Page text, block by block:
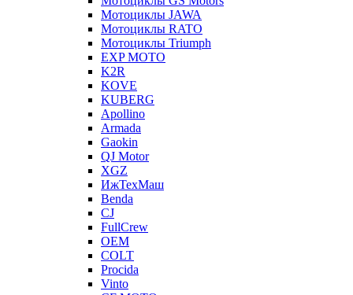
Мотоциклы JAWA
Мотоциклы RATO
Мотоциклы Triumph
EXP MOTO
K2R
KOVE
KUBERG
Apollino
Armada
Gaokin
QJ Motor
XGZ
ИжТехМаш
Benda
CJ
FullCrew
OEM
COLT
Procida
Vinto